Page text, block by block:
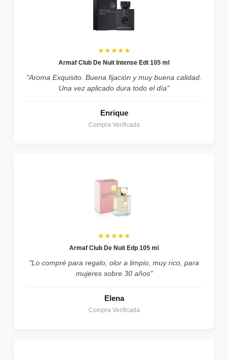
★★★★★
Armaf Club De Nuit Intense Edt 105 ml
"Aroma Exquisito. Buena fijación y muy buena calidad.
Una vez aplicado dura todo el día"
Enrique
Compra Verificada
★★★★★
Armaf Club De Nuit Edp 105 ml
"Lo compré para regalo, olor a limpio, muy rico, para
mujeres sobre 30 años"
Elena
Compra Verificada